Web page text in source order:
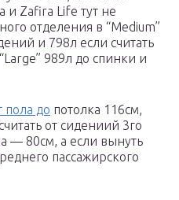
и Zafira Life тут не
отделения в “Medium”
и 798л если считать
989л до спинки и
пола до потолка 116см,
от сидениий 3го
— 80см, а если вынуть
пассажирского